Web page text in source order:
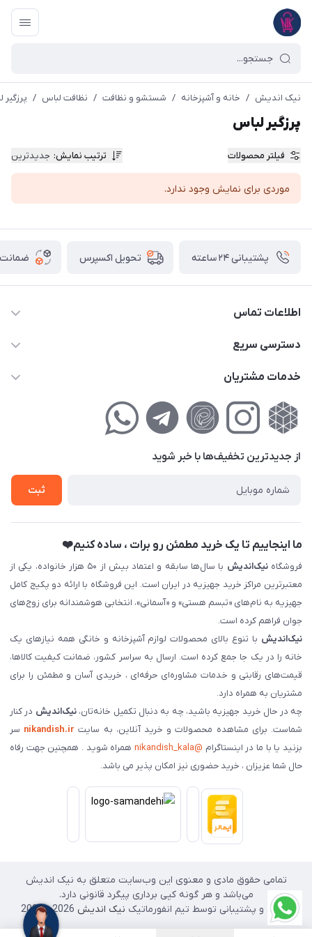
نیک اندیش / خانه و آشپزخانه / شستشو و نظافت / نظافت لباس / پرزگیر
پرزگیر لباس
فیلتر محصولات ترتیب نمایش: جدیدترین
موردی برای نمایش وجود ندارد.
پشتیبانی ۲۴ ساعته تحویل اکسپرس ضمانت
اطلاعات تماس
02177111474
کوچه گلریز 4 غربی ، پلاک 13
دسترسی سریع
حساب کاربری
لیست محصولات
خدمات مشتریان
راهنمای‌خرید‌آنلاین
حریم خصوصی
فروش‌اقساطی
از جدید‌ترین تخفیف‌ها با‌ خبر شوید
ثبت
ما اینجاییم تا یک خرید مطمئن رو برات ، ساده کنیم❤️
فروشگاهنیک‌اندیش
با سال‌ها سابقه و اعتماد بیش از ۵۰ هزار خانواده، یکی از
معتبرترین مراکز خرید جهیزیه در ایران است. این فروشگاه با ارائه دو پکیج کامل
جهیزیه به نام‌های «تبسم هستی» و «آسمانی»، انتخابی هوشمندانه برای زوج‌های
جوان فراهم کرده است.
نیک‌اندیش با تنوع بالای محصولات لوازم آشپزخانه و خانگی همه نیازهای یک
خانه را در یک جا جمع کرده است. ارسال به سراسر کشور، ضمانت کیفیت کالاها،
قیمت‌های رقابتی و خدمات مشاوره‌ای حرفه‌ای ، خریدی آسان و مطمئن را برای
مشتریان به همراه دارد.
چه در حال خرید جهیزیه باشید، چه به دنبال تکمیل خانه‌تان،نیک‌اندیش در کنار
شماست. برای مشاهده محصولات و خرید آنلاین، به سایت nikandish.ir سر
بزنید یا با ما در اینستاگرام @nikandish_kala
همراه شوید . همچنین جهت رفاه
حال شما عزیزان ، خرید حضوری نیز امکان پذیر می باشد.
تمامی حقوق مادی و معنوی این وب‌سایت متعلق به نیک اندیش
می‌باشد و هر گونه کپی برداری پیگرد قانونی دارد.
طراحی و پشتیبانی توسط تیم انفورماتیک نیک اندیش 2026 - 2025